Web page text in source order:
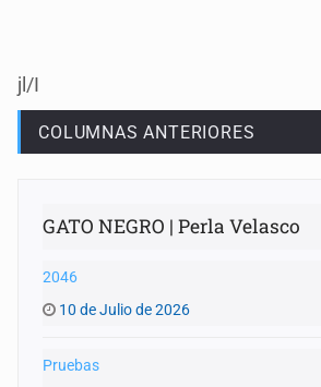
jl/I
COLUMNAS ANTERIORES
GATO NEGRO | Perla Velasco
2046
10 de Julio de 2026
Pruebas